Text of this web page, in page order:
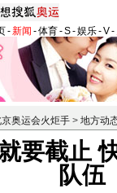
-新闻 -体育-S-娱乐-V-
奥运会火炬手 > 地方动
要截止
队伍